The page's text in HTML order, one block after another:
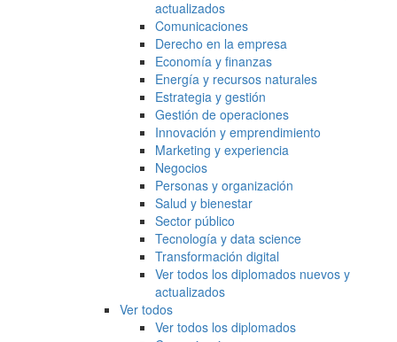
actualizados
Comunicaciones
Derecho en la empresa
Economía y finanzas
Energía y recursos naturales
Estrategia y gestión
Gestión de operaciones
Innovación y emprendimiento
Marketing y experiencia
Negocios
Personas y organización
Salud y bienestar
Sector público
Tecnología y data science
Transformación digital
Ver todos los diplomados nuevos y
actualizados
Ver todos
Ver todos los diplomados